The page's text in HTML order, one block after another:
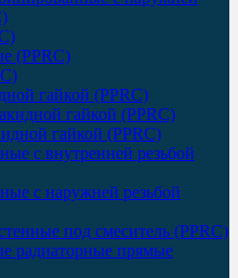
(PPRC)
гайкой (PPRC)
гайкой (PPRC)
гайкой (PPRC)
с внутренней резьбой
с наружней резьбой
под смеситель (PPRC)
радиаторные прямые